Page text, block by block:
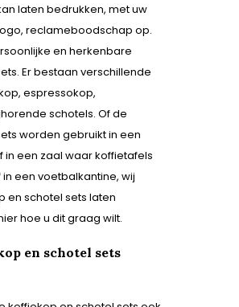
laten bedrukken, met uw
reclameboodschap op.
en herkenbare
Er bestaan verschillende
espressokop,
schotels. Of de
worden gebruikt in een
in een zaal waar koffietafels
een voetbalkantine, wij
en schotel sets laten
hoe u dit graag wilt.
en schotel sets
10,7 cm